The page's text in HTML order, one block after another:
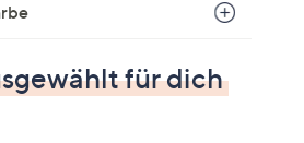
für dich